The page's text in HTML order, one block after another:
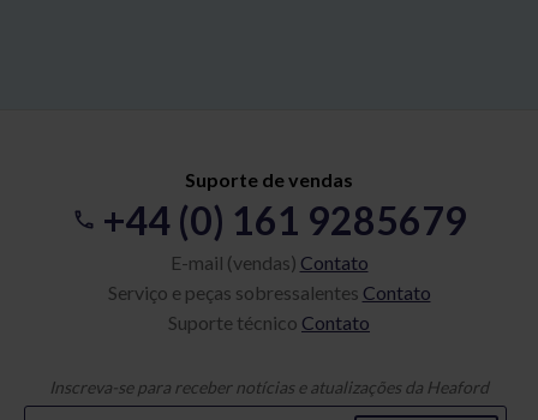
Suporte de vendas
+44 (0) 161 9285679
E-mail (vendas) Contato
Serviço e peças sobressalentes Contato
Suporte técnico Contato
Inscreva-se para receber notícias e atualizações da Heaford